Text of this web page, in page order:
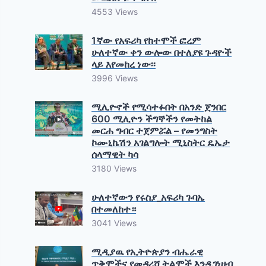
4553 Views
1ኛው የአፍሪካ የከተሞች ፎረም
ሁለተኛው ቀን ውሎው በተለያዩ ጉዳዮች
ላይ እየመከረ ነው፡፡
3996 Views
ሚሊዮኖች የሚሳተፉበት በአንድ ጀንበር
600 ሚሊዮን ችግኞችን የመትከል
መርሐ ግብር ተጀምሯል – የመንግስት
ኮሙኒኬሽን አገልግሎት ሚኒስትር ዴኤታ
ሰላማዊት ካሳ
3180 Views
ሁለተኛውን የሩስያ_አፍሪካ ጉባኤ
በተመለከተ።
3041 Views
ሚዲያዉ የኢትዮጵያን ብሔራዊ
ጥቅሞችና የመዳረሻ ትልሞች እንዲገነዘብ